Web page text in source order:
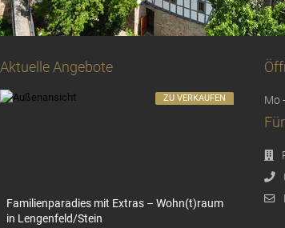
Aktuelle Angebote
Familienparadies mit Extras – Wohn(t)raum
in Lengenfeld/Stein
ZU VERKAUFEN Mo